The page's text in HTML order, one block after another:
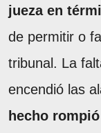
jueza en
de permitir o
tribunal. La
encendió las
hecho